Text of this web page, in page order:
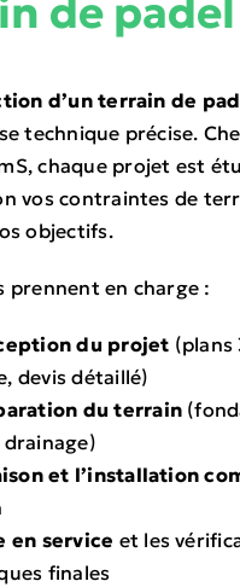
de padel
d’un terrain de
technique précise.
chaque projet est
vos contraintes de
objectifs.
prennent en charge :
du projet (plans
devis détaillé)
du terrain
et l’installation
en service et les
finales